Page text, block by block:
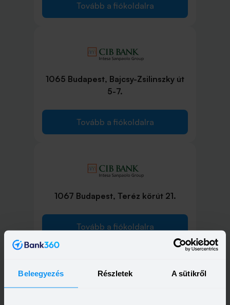
Beleegyezés Részletek A sütikről
Tovább a fiókoldalra
1065 Budapest, Bajcsy-Zsilinszky út
5-7.
Tovább a fiókoldalra
1067 Budapest, Teréz körút 21.
Tovább a fiókoldalra